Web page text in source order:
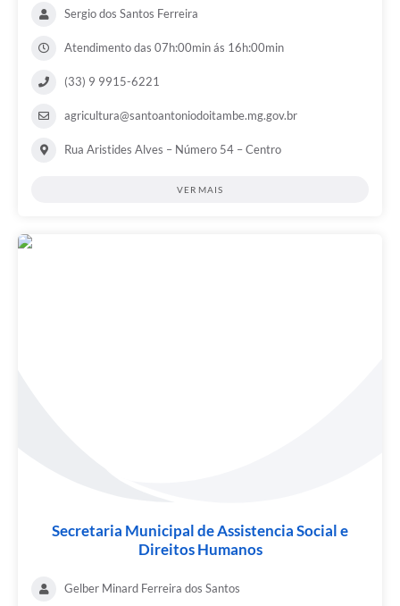
Sergio dos Santos Ferreira
Atendimento das 07h:00min ás 16h:00min
(33) 9 9915-6221
agricultura@santoantoniodoitambe.mg.gov.br
Rua Aristides Alves – Número 54 – Centro
VER MAIS
Secretaria Municipal de Assistencia Social e
Direitos Humanos
Gelber Minard Ferreira dos Santos